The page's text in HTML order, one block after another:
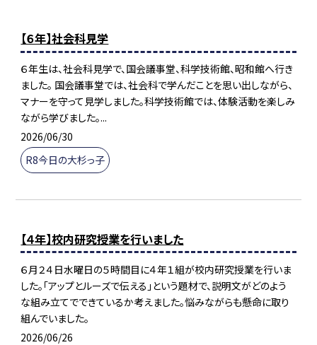
【６年】社会科見学
６年生は、社会科見学で、国会議事堂、科学技術館、昭和館へ行き
ました。 国会議事堂では、社会科で学んだことを思い出しながら、
マナーを守って見学しました。科学技術館では、体験活動を楽しみ
ながら学びました。...
2026/06/30
R8今日の大杉っ子
【４年】校内研究授業を行いました
６月２４日水曜日の５時間目に４年１組が校内研究授業を行いま
した。「アップとルーズで伝える」という題材で、説明文がどのよう
な組み立てでできているか考えました。悩みながらも懸命に取り
組んでいました。
2026/06/26